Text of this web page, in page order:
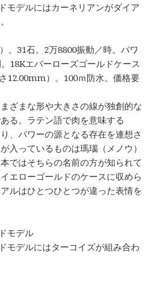
モデルにはカーネリアンがダイア
。31石。2万8800振動／時。パワ
18Kエバーローズゴールドケース
12.00mm）。100ｍ防水。価格要
ざまな形や大きさの線が独創的な
る。ラテン語で肉を意味する
、パワーの源となる存在を連想さ
入っているものは瑪瑙（メノウ）
ではそちらの名前の方が知られて
エローゴールドのケースに収めら
ルはひとつひとつが違った表情を
モデル
モデルにはターコイズが組み合わ